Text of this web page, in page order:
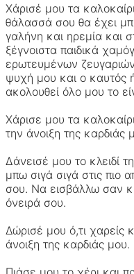
Χάρισέ μου τα
θάλασσά σου θα έχει
γαλήνη και ηρεμία και
ξέγνοιστα παιδικά
ερωτευμένων
ψυχή μου και ο καυτός
ακολουθεί όλο μου το
Χάρισε μου τα
την άνοιξη της καρδιάς
Δάνεισέ μου το κλειδί
μπω σιγά σιγά στις πιο
σου. Να εισβάλλω σαν
όνειρά σου.
Δώρισέ μου ό,τι χαρείς
άνοιξη της καρδιάς μου.